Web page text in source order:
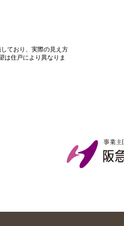
ており、実際の見え方
は住戸により異なりま